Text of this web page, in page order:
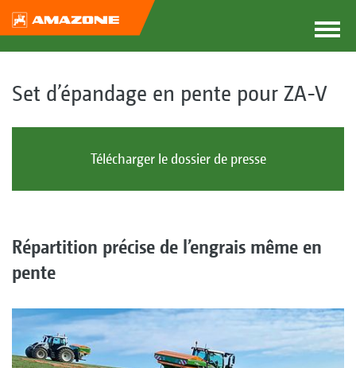
Set d’épandage en pente pour ZA-V
Télécharger le dossier de presse
Répartition précise de l’engrais même en
pente